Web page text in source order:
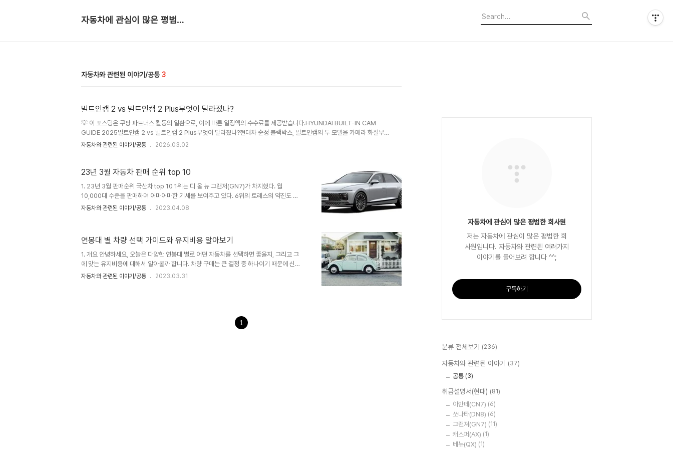
자동차에 관심이 많은 평범한 회사원
자동차와 관련된 이야기/공통 3
빌트인캠 2 vs 빌트인캠 2 Plus무엇이 달라졌나?
💡 이 포스팅은 쿠팡 파트너스 활동의 일환으로, 이에 따른 일정액의 수수료를 제공받습니다.HYUNDAI BUILT-IN CAM
GUIDE 2025빌트인캠 2 vs 빌트인캠 2 Plus무엇이 달라졌나?현대차 순정 블랙박스, 빌트인캠의 두 모델을 카메라 화질부터
주차녹화, 커넥티드 기능까지 항목별로 꼼꼼하게 비교합니다.📷 빌트인캠 2🚀 빌트인캠 2 Plus💡참고: 현대차 공식 명칭은 빌
요. 카메라 스펙은 동일하지만 주차녹화 성능에서 큰 차이가 ..
자동차와 관련된 이야기/공통 2026.03.02
23년 3월 자동차 판매 순위 top 10
1. 23년 3월 판매순위 국산차 top 10 1위는 디 올 뉴 그랜저(GN7)가 차지했다. 월
10,000대 수준을 판매하며 어마어마한 기세를 보여주고 있다. 6위의 토레스의 약진도 눈
에 띈다. 쌍용차 부활의 신호탄이 되어질 수 있을지, 이 판매량이 얼마나 이어질지 지켜볼만
834▲ 4,065 2,808▲ 5 봉고 3 6,806 4.8% 9,066 2,260▼ 4,649 2,157..
자동차와 관련된 이야기/공통 2023.04.08
연봉대 별 차량 선택 가이드와 유지비용 알아보기
1. 개요 안녕하세요, 오늘은 다양한 연봉대 별로 어떤 자동차를 선택하면 좋을지, 그리고 그
에 맞는 유지비용에 대해서 알아볼까 합니다. 차량 구매는 큰 결정 중 하나이기 때문에 신중
하게 고려해야 하며, 자신의 현재 연봉에 맞는 차량을 선택하는 것이 중요합니다. 2. 연봉 3
비가 좋을수록 연간 연료비용을 절약할 수 있습니다. 보험료: 차량 가..
자동차와 관련된 이야기/공통 2023.03.31
1
자동차에 관심이 많은 평범한 회사원
저는 자동차에 관심이 많은 평범한 회
사원입니다. 자동차와 관련된 여러가지
이야기를 풀어보려 합니다 ^^;
구독하기
분류 전체보기 (236)
자동차와 관련된 이야기 (37)
공통 (3)
취급설명서(현대) (81)
아반떼(CN7) (6)
쏘나타(DN8) (6)
그랜져(GN7) (11)
캐스퍼(AX) (1)
베뉴(QX) (1)